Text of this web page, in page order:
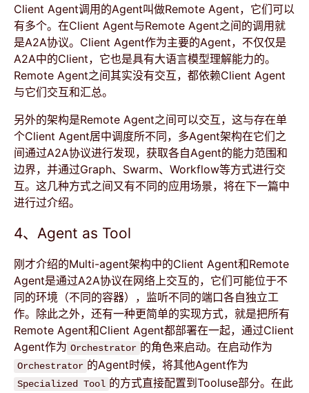
Client Agent调用的Agent叫做Remote Agent，它们可以
有多个。在Client Agent与Remote Agent之间的调用就
是A2A协议。Client Agent作为主要的Agent，不仅仅是
A2A中的Client，它也是具有大语言模型理解能力的。
Remote Agent之间其实没有交互，都依赖Client Agent
与它们交互和汇总。
另外的架构是Remote Agent之间可以交互，这与存在单
个Client Agent居中调度所不同，多Agent架构在它们之
间通过A2A协议进行发现，获取各自Agent的能力范围和
边界，并通过Graph、Swarm、Workflow等方式进行交
互。这几种方式之间又有不同的应用场景，将在下一篇中
进行过介绍。
4、Agent as Tool
刚才介绍的Multi-agent架构中的Client Agent和Remote
Agent是通过A2A协议在网络上交互的，它们可能位于不
同的环境（不同的容器），监听不同的端口各自独立工
作。除此之外，还有一种更简单的实现方式，就是把所有
Remote Agent和Client Agent都部署在一起，通过Client
Agent作为 Orchestrator 的角色来启动。在启动作为
Orchestrator 的Agent时候，将其他Agent作为
Specialized Tool 的方式直接配置到Tooluse部分。在此